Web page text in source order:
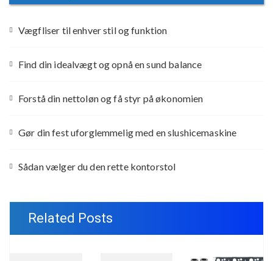
Vægfliser til enhver stil og funktion
Find din idealvægt og opnå en sund balance
Forstå din nettoløn og få styr på økonomien
Gør din fest uforglemmelig med en slushicemaskine
Sådan vælger du den rette kontorstol
Related Posts